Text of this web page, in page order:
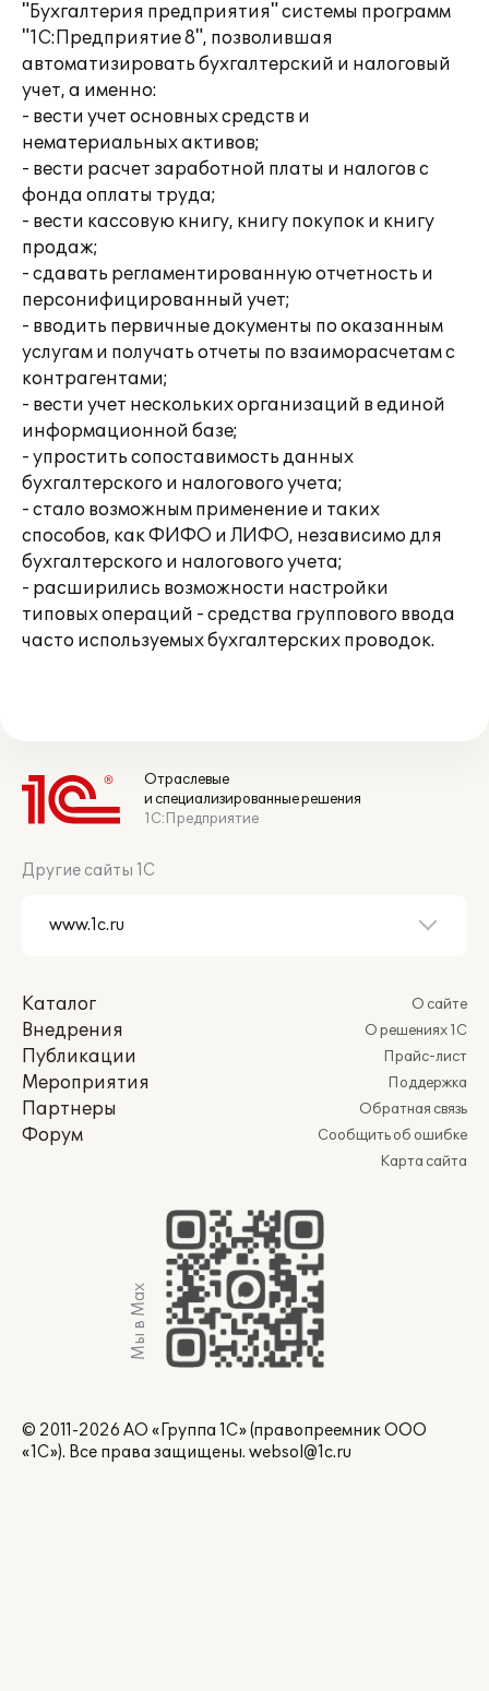
"Бухгалтерия предприятия" системы программ
"1С:Предприятие 8", позволившая
автоматизировать бухгалтерский и налоговый
учет, а именно:
- вести учет основных средств и
нематериальных активов;
- вести расчет заработной платы и налогов с
фонда оплаты труда;
- вести кассовую книгу, книгу покупок и книгу
продаж;
- сдавать регламентированную отчетность и
персонифицированный учет;
- вводить первичные документы по оказанным
услугам и получать отчеты по взаиморасчетам с
контрагентами;
- вести учет нескольких организаций в единой
информационной базе;
- упростить сопоставимость данных
бухгалтерского и налогового учета;
- стало возможным применение и таких
способов, как ФИФО и ЛИФО, независимо для
бухгалтерского и налогового учета;
- расширились возможности настройки
типовых операций - средства группового ввода
часто используемых бухгалтерских проводок.
Отраслевые
и специализированные решения
1С:Предприятие
Другие сайты 1С
Каталог
Внедрения
Публикации
Мероприятия
Партнеры
Форум
О сайте
О решениях 1С
Прайс-лист
Поддержка
Обратная связь
Сообщить об ошибке
Карта сайта
Мы в Max
© 2011-2026 АО «Группа 1С» (правопреемник ООО
«1С»). Все права защищены. websol@1c.ru